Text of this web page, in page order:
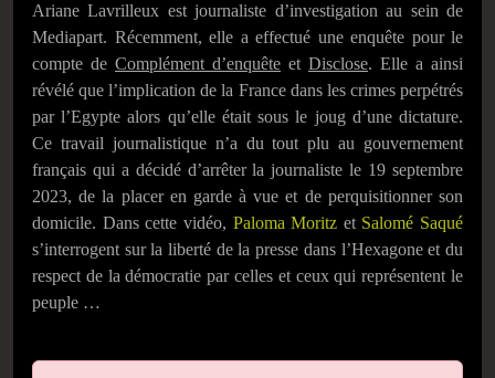
Ariane Lavrilleux est journaliste d’investigation au sein de
Mediapart. Récemment, elle a effectué une enquête pour le
compte de Complément d’enquête et Disclose. Elle a ainsi
révélé que l’implication de la France dans les crimes perpétrés
par l’Egypte alors qu’elle était sous le joug d’une dictature.
Ce travail journalistique n’a du tout plu au gouvernement
français qui a décidé d’arrêter la journaliste le 19 septembre
2023, de la placer en garde à vue et de perquisitionner son
domicile. Dans cette vidéo, Paloma Moritz et Salomé Saqué
s’interrogent sur la liberté de la presse dans l’Hexagone et du
respect de la démocratie par celles et ceux qui représentent le
peuple …